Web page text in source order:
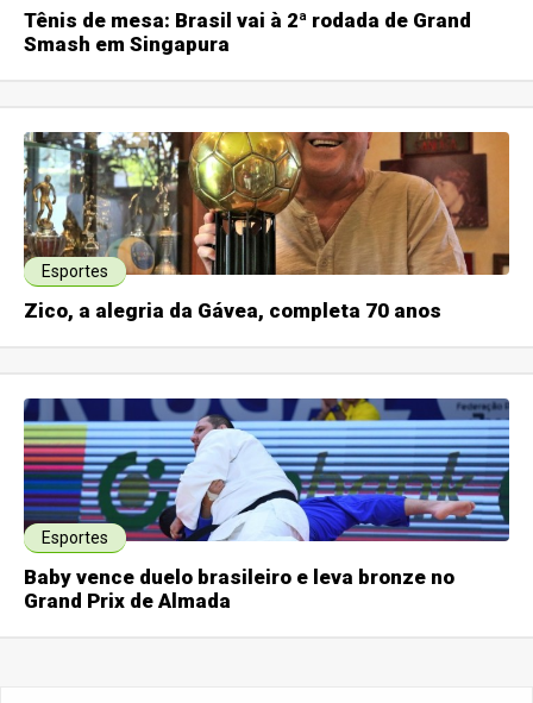
Tênis de mesa: Brasil vai à 2ª rodada de Grand
Smash em Singapura
Esportes
Zico, a alegria da Gávea, completa 70 anos
Esportes
Baby vence duelo brasileiro e leva bronze no
Grand Prix de Almada